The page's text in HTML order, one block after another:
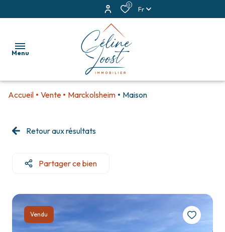
0 Fr
Menu
estimation
e-
mail
Accueil Vente Marckolsheim Maison
Retour aux résultats
Partager ce bien
Vendu